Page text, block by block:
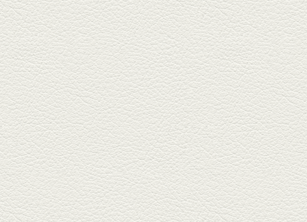
フォンダンエッグ＆二郎
系にんにくパスタ
北区麻生田の人気店『多酒多菜
満月』へ。『しろ』水割で乾
杯！出...
2025年9月5日放送
あくまのポテサラ＆変わ
り天ぷら盛り合わせ
武蔵小路の「たぬきと銀杏」で
自慢の「変わり天ぷら」を
「KAORU」...
2025年8月15日放送
お刺身盛り合わせ＆干物
盛りの七輪焼き
酒場通りの「食楽みかげ」は、